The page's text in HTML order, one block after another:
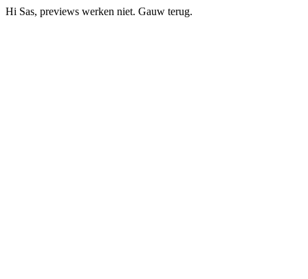
Hi Sas, previews werken niet. Gauw terug.